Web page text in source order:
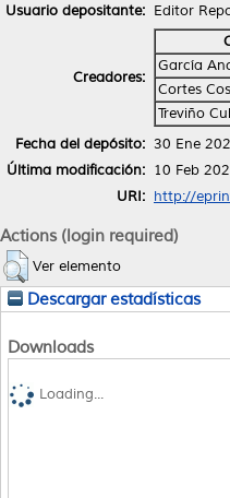
Usuario depositante: Editor
Creadores:
García
Cortes
Treviño
Fecha del depósito: 30 Ene
Última modificación: 10 Feb
URI: http://
Actions (login required)
Ver elemento
Descargar estadísticas
Downloads
Loading...